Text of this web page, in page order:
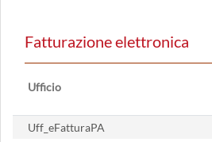
Fatturazione elettronica
Ufficio
Uff_eFatturaPA